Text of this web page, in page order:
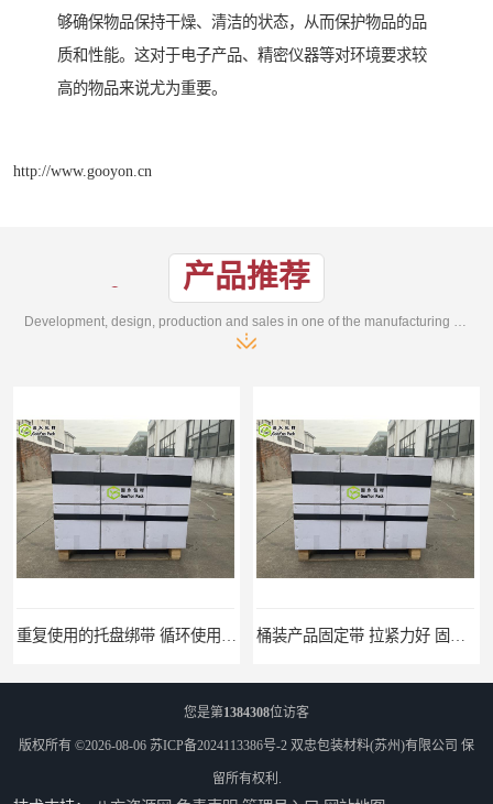
够确保物品保持干燥、清洁的状态，从而保护物品的品
质和性能。这对于电子产品、精密仪器等对环境要求较
高的物品来说尤为重要。
http://www.gooyon.cn
产品推荐
您是第1384308位访客
版权所有 ©2026-08-06 苏ICP备2024113386号-2 双忠包装材料(苏州)有限公司 保
留所有权利.